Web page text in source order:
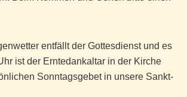
entfällt der Gottesdienst und es
ist der Erntedankaltar in der Kirche
Sonntagsgebet in unsere Sankt-